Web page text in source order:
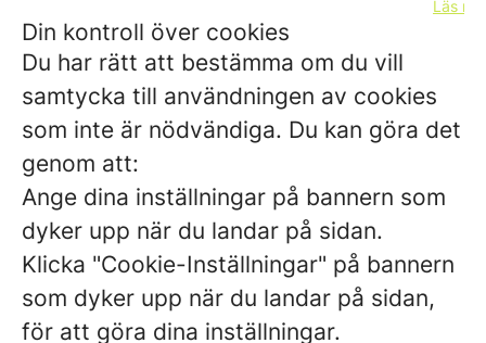
Läs
Din kontroll över cookies
Du har rätt att bestämma om du vill
samtycka till användningen av cookies
som inte är nödvändiga. Du kan göra det
genom att:
Ange dina inställningar på bannern som
dyker upp när du landar på sidan.
Klicka "Cookie-Inställningar" på bannern
som dyker upp när du landar på sidan,
för att göra dina inställningar.